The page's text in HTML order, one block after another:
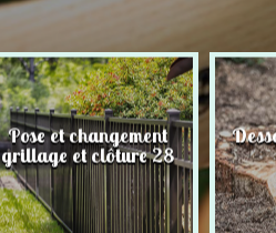
Pose et changement
grillage et clôture 28